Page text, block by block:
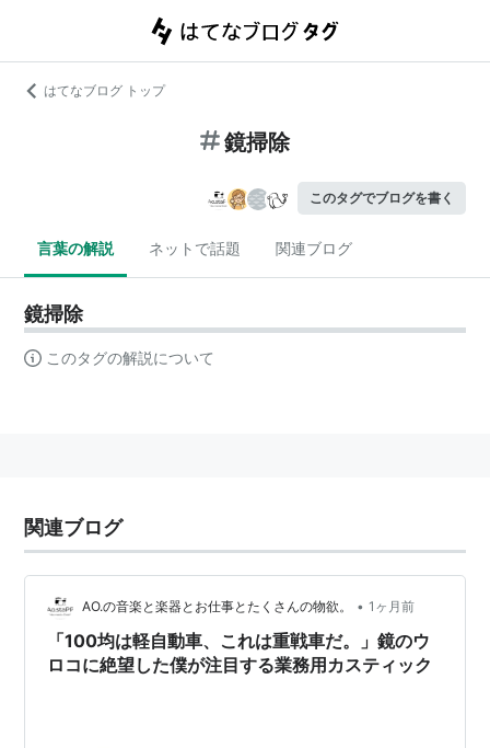
はてなブログ トップ
鏡掃除
このタグでブログを書く
言葉の解説 ネットで話題 関連ブログ
鏡掃除
このタグの解説について
関連ブログ
AO.の音楽と楽器とお仕事とたくさんの物欲。 • 1ヶ月前
「100均は軽自動車、これは重戦車だ。」鏡のウ
ロコに絶望した僕が注目する業務用カスティック